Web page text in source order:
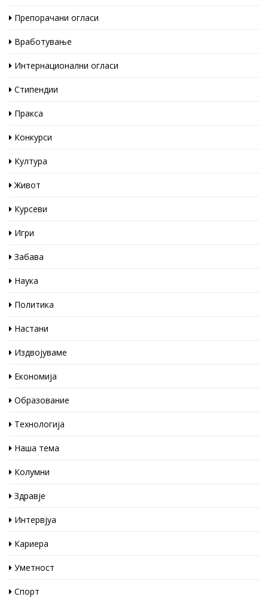
Препорачани огласи
Вработување
Интернационални огласи
Стипендии
Пракса
Конкурси
Култура
Живот
Курсеви
Игри
Забава
Наука
Политика
Настани
Издвојуваме
Економија
Образование
Технологија
Наша тема
Колумни
Здравје
Интервјуа
Кариера
Уметност
Спорт